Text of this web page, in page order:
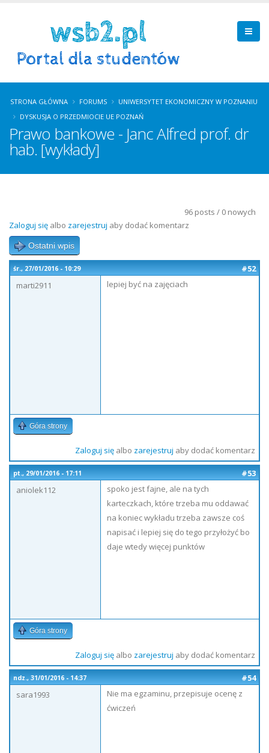
STRONA GŁÓWNA FORUMS
UNIWERSYTET EKONOMICZNY W POZNANIU
DYSKUSJA O PRZEDMIOCIE UE POZNAŃ
Prawo bankowe - Janc Alfred prof. dr
hab. [wykłady]
96 posts / 0 nowych
Zaloguj się albo zarejestruj aby dodać komentarz
Ostatni wpis
śr., 27/01/2016 - 10:29
#52
marti2911
lepiej być na zajęciach
Góra strony
Zaloguj sięalbo zarejestruj aby dodać komentarz
pt., 29/01/2016 - 17:11
#53
aniolek112
spoko jest fajne, ale na tych
karteczkach, które trzeba mu oddawać
na koniec wykładu trzeba zawsze coś
napisać i lepiej się do tego przyłożyć bo
daje wtedy więcej punktów
Góra strony
Zaloguj sięalbo zarejestruj aby dodać komentarz
ndz., 31/01/2016 - 14:37
#54
sara1993
Nie ma egzaminu, przepisuje ocenę z
ćwiczeń